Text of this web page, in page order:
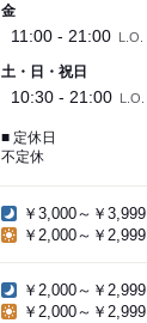
金
11:00 - 21:00 L.O.
土・日・祝日
10:30 - 21:00
■ 定休日
不定休
￥3,000～￥3,999
￥2,000～￥2,999
￥2,000～￥2,999
￥2,000～￥2,999